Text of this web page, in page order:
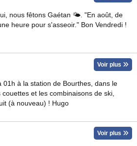
nous fêtons Gaétan 🌤. "En août, de
heure pour s'asseoir." Bon Vendredi !
Voir plus
01h à la station de Bourthes, dans le
couettes et les combinaisons de ski,
(à nouveau) ! Hugo
Voir plus